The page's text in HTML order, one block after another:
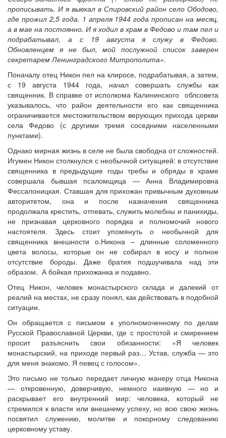
прописывать. И я выехал в Спировский район село Ободово,
где прожил 2,5 года. 1 апреля 1944 года прописан на месяц,
а в мае на постоянно. И я ходил в храм в Федово и там пел и
подрабатывал, а с 19 августа я служу в Федово.
Обновленцем я не был, мой послужной список заверен
секретарем Ленинградского Митрополита».
Поначалу отец Никон пел на клиросе, подрабатывая, а затем,
с 19 августа 1944 года, начал совершать службы как
священник. В справке от исполкома Калининского облсовета
указывалось, что район деятельности его как священника
ограничивается местожительством верующих прихода церкви
села Федово (с другими тремя соседними населенными
пунктами).
Однако мирная жизнь в селе не была свободна от сложностей.
Игумен Никон столкнулся с необычной ситуацией: в отсутствие
священника в предыдущие годы требы и обряды в храме
совершала бывшая псаломщица — Анна Владимировна
Фессалоницкая. Ставшая для прихожан привычным духовным
авторитетом, она и после назначения священника
продолжала крестить, отпевать, служить молебны и панихиды,
не признавая церковного порядка и полномочий нового
настоятеля. Здесь стоит упомянуть о необычной для
священника внешности о.Никона – длинные соломенного
цвета волосы, которые он не собирал в косу и полное
отсутствие бороды. Даже братия подшучивала над эти
образом. А бойкая прихожанка и подавно.
Отец Никон, человек монастырского склада и далекий от
реалий на местах, не сразу понял, как действовать в подобной
ситуации.
Он обращается с письмом к уполномоченному по делам
Русской Православной Церкви, где с простотой и смирением
просит разъяснить свои обязанности: «Я человек
монастырский, на приходе первый раз… Устав, служба — это
для меня знакомо. Я певец с голосом».
Это письмо не только передает личную манеру отца Никона
— откровенную, доверчивую, немного наивную — но и
раскрывает его внутренний мир: человека, который не
стремился к власти или внешнему успеху, но всю свою жизнь
посвятил служению, молитве и покорному следованию
церковному уставу.